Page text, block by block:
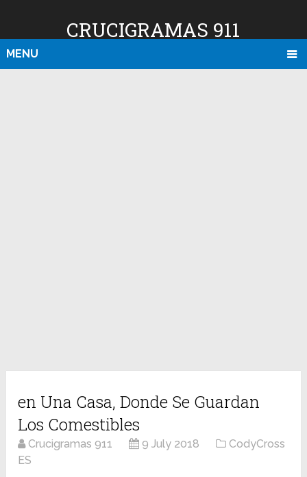
CRUCIGRAMAS 911
MENU
en Una Casa, Donde Se Guardan
Los Comestibles
Crucigramas 911 9 July 2018
CodyCross
ES